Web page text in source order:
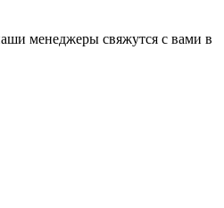
менеджеры свяжутся с вами в